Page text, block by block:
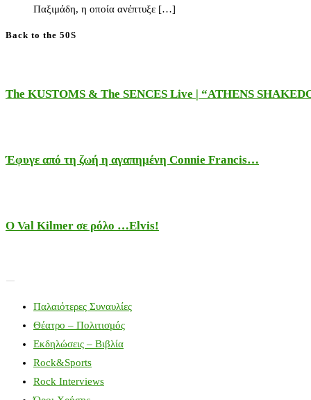
Παξιμάδη, η οποία ανέπτυξε […]
Back to the 50S
The KUSTOMS & The SENCES Live | “ATHENS
Έφυγε από τη ζωή η αγαπημένη Connie Francis…
Ο Val Kilmer σε ρόλο …Elvis!
Παλαιότερες Συναυλίες
Θέατρο – Πολιτισμός
Εκδηλώσεις – Βιβλία
Rock&Sports
Rock Interviews